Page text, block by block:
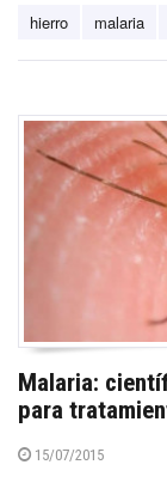
hierro malaria
Malaria:
para
15/07/2015